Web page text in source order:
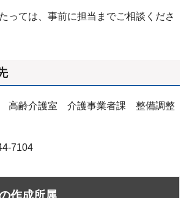
っては、事前に担当までご相談くださ
齢介護室 介護事業者課 整備調整
7104
作成所属